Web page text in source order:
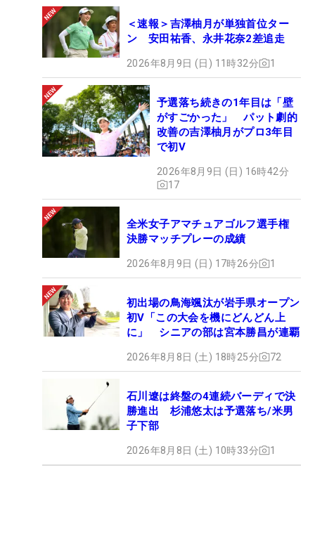
＜速報＞吉澤柚月が単独首位ター
ン 安田祐香、永井花奈2差追走
2026年8月9日 (日) 11時32分 1
予選落ち続きの1年目は「壁
がすごかった」 パット劇的
改善の吉澤柚月がプロ3年目
で初V
2026年8月9日 (日) 16時42分
17
全米女子アマチュアゴルフ選手権
決勝マッチプレーの成績
2026年8月9日 (日) 17時26分 1
初出場の鳥海颯汰が岩手県オープン
初V「この大会を機にどんどん上
に」 シニアの部は宮本勝昌が連覇
2026年8月8日 (土) 18時25分 72
石川遼は終盤の4連続バーディで決
勝進出 杉浦悠太は予選落ち/米男
子下部
2026年8月8日 (土) 10時33分 1